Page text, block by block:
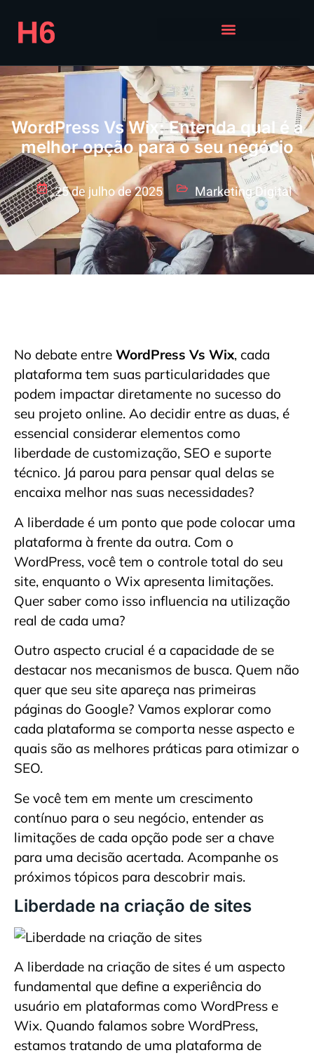
WordPress Vs Wix: Entenda qual é a
melhor opção para o seu negócio
25 de julho de 2025 Marketing Digital
No debate entre WordPress Vs Wix, cada
plataforma tem suas particularidades que
podem impactar diretamente no sucesso do
seu projeto online. Ao decidir entre as duas, é
essencial considerar elementos como
liberdade de customização, SEO e suporte
técnico. Já parou para pensar qual delas se
encaixa melhor nas suas necessidades?
A liberdade é um ponto que pode colocar uma
plataforma à frente da outra. Com o
WordPress, você tem o controle total do seu
site, enquanto o Wix apresenta limitações.
Quer saber como isso influencia na utilização
real de cada uma?
Outro aspecto crucial é a capacidade de se
destacar nos mecanismos de busca. Quem não
quer que seu site apareça nas primeiras
páginas do Google? Vamos explorar como
cada plataforma se comporta nesse aspecto e
quais são as melhores práticas para otimizar o
SEO.
Se você tem em mente um crescimento
contínuo para o seu negócio, entender as
limitações de cada opção pode ser a chave
para uma decisão acertada. Acompanhe os
próximos tópicos para descobrir mais.
Liberdade na criação de sites
A liberdade na criação de sites é um aspecto
fundamental que define a experiência do
usuário em plataformas como WordPress e
Wix. Quando falamos sobre WordPress,
estamos tratando de uma plataforma de